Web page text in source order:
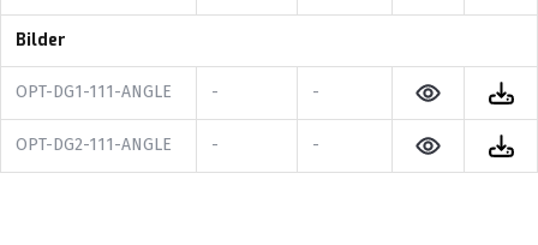
Bilder
OPT-DG1-111-ANGLE - -
OPT-DG2-111-ANGLE - -